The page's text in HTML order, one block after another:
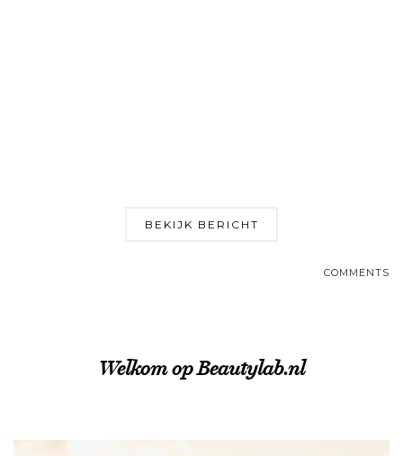
BEKIJK BERICHT
COMMENTS
Welkom op Beautylab.nl